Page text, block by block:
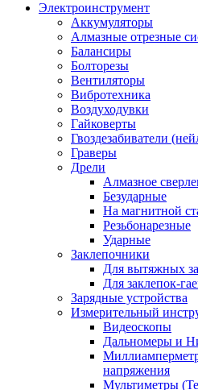
Электроинструмент
Аккумуляторы
Алмазные отрезные
Балансиры
Болторезы
Вентиляторы
Вибротехника
Воздуходувки
Гайковерты
Гвоздезабиватели
Граверы
Дрели
Алмазное
Безударные
На магнитной
Резьбонарезные
Ударные
Заклепочники
Для вытяжных
Для заклепок-
Зарядные устройства
Измерительный
Видеоскопы
Дальномеры и
напряжения
Мультиметры